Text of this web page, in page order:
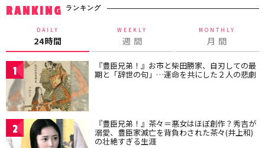
RANKING ランキング
DAILY
24時間
WEEKLY
週 間
MONTHLY
月 間
1 『豊臣兄弟！』お市と柴田勝家、自刃しての最
期と「辞世の句」…運命を共にした２人の悲劇
2 『豊臣兄弟！』茶々＝悪女はほぼ創作？秀吉が
溺愛、豊臣家滅亡を背負わされた茶々(井上和)
の壮絶すぎる生涯